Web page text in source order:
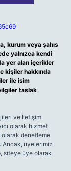
kurum veya şahıs
yalnızca kendi
yer alan içerikler
kişiler hakkında
ile isim
taslak
ve İletişim
olarak hizmet
denetleme
Ancak, üyelerimiz
siteye üye olarak